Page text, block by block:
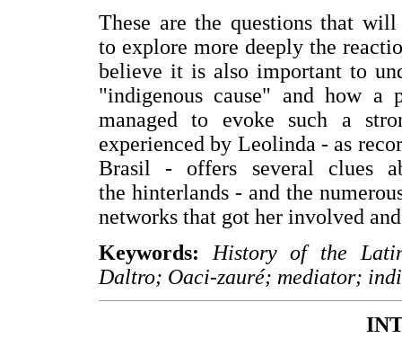
These are the questions that
to explore more deeply the
believe it is also important to
"indigenous cause" and how a
managed to evoke such a
experienced by Leolinda - as
Brasil - offers several clues
the hinterlands - and the
networks that got her involved
Keywords: History of the
Daltro; Oaci-zauré; mediator;